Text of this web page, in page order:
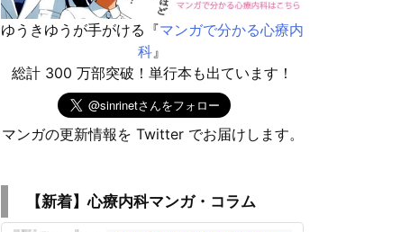
ゆうきゆうが手がける『マンガで分かる心療内
科 』
総計 300 万部突破！単行本も出ています！
マンガの更新情報を Twitter でお届けします。
【新着】心療内科マンガ・コラム